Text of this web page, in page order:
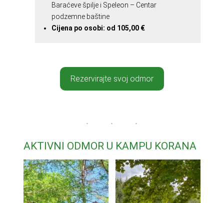
Baraćeve špilje i Speleon – Centar
podzemne baštine
Cijena po osobi: od 105,00 €
Rezervirajte svoj odmor
AKTIVNI ODMOR U KAMPU KORANA